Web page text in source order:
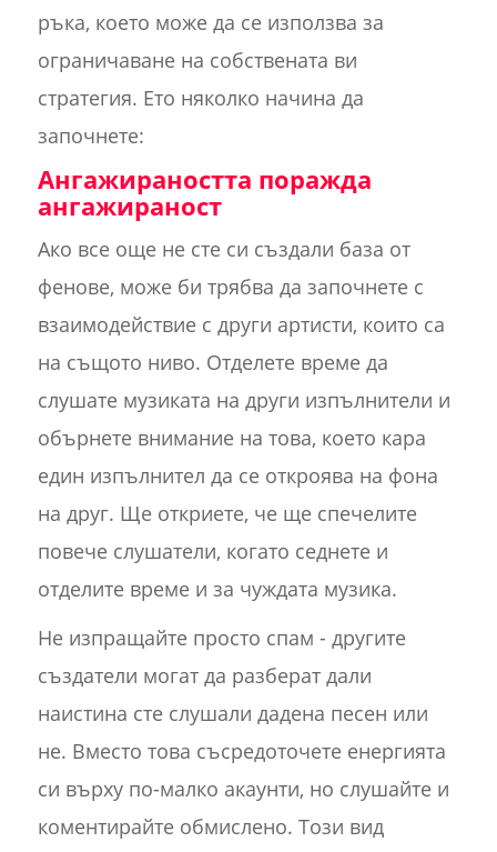
ръка, което може да се използва за
ограничаване на собствената ви
стратегия. Ето няколко начина да
започнете:
Ангажираността поражда
ангажираност
Ако все още не сте си създали база от
фенове, може би трябва да започнете с
взаимодействие с други артисти, които са
на същото ниво. Отделете време да
слушате музиката на други изпълнители и
обърнете внимание на това, което кара
един изпълнител да се откроява на фона
на друг. Ще откриете, че ще спечелите
повече слушатели, когато седнете и
отделите време и за чуждата музика.
Не изпращайте просто спам - другите
създатели могат да разберат дали
наистина сте слушали дадена песен или
не. Вместо това съсредоточете енергията
си върху по-малко акаунти, но слушайте и
коментирайте обмислено. Този вид